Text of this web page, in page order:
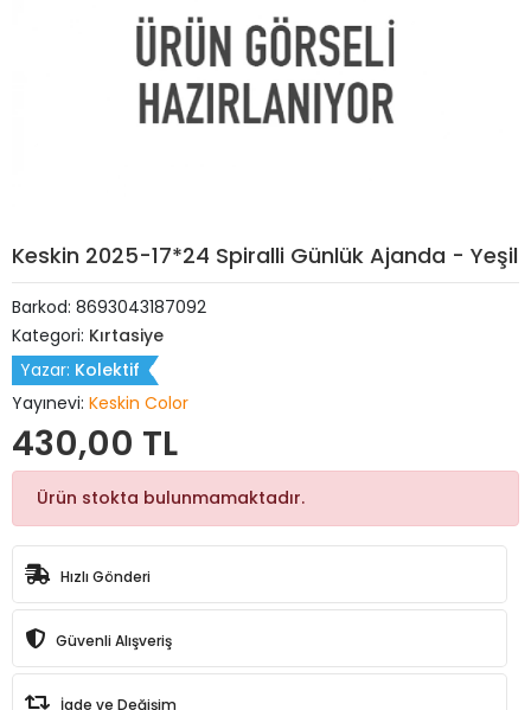
Keskin 2025-17*24 Spiralli Günlük Ajanda - Yeşil
Barkod: 8693043187092
Kategori: Kırtasiye
Yazar: Kolektif
Yayınevi: Keskin Color
430,00 TL
Ürün stokta bulunmamaktadır.
Hızlı Gönderi
Güvenli Alışveriş
İade ve Değişim